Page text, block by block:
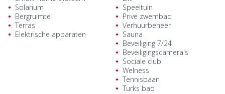
Solarium
Bergruimte
Terras
Elektrische apparaten
Speeltuin
Privé zwembad
Verhuurbeheer
Sauna
Beveiliging 7/24
Beveiligingscamera's
Sociale club
Welness
Tennisbaan
Turks bad